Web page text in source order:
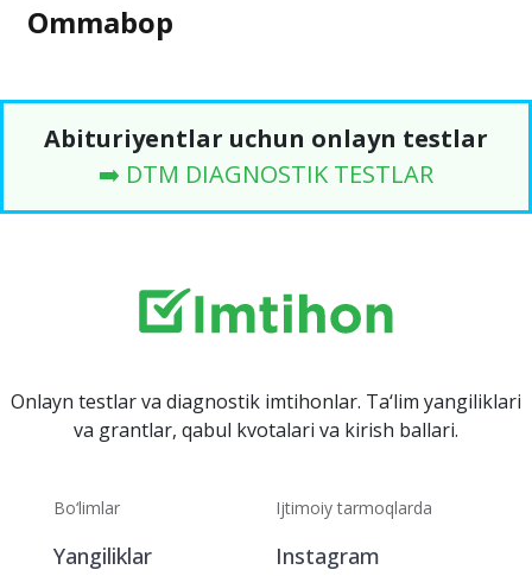
Ommabop
Abituriyentlar uchun onlayn testlar
➡️ DTM DIAGNOSTIK TESTLAR
Onlayn testlar va diagnostik imtihonlar. Ta‘lim yangiliklari
va grantlar, qabul kvotalari va kirish ballari.
Bo‘limlar
Yangiliklar
Ijtimoiy tarmoqlarda
Instagram